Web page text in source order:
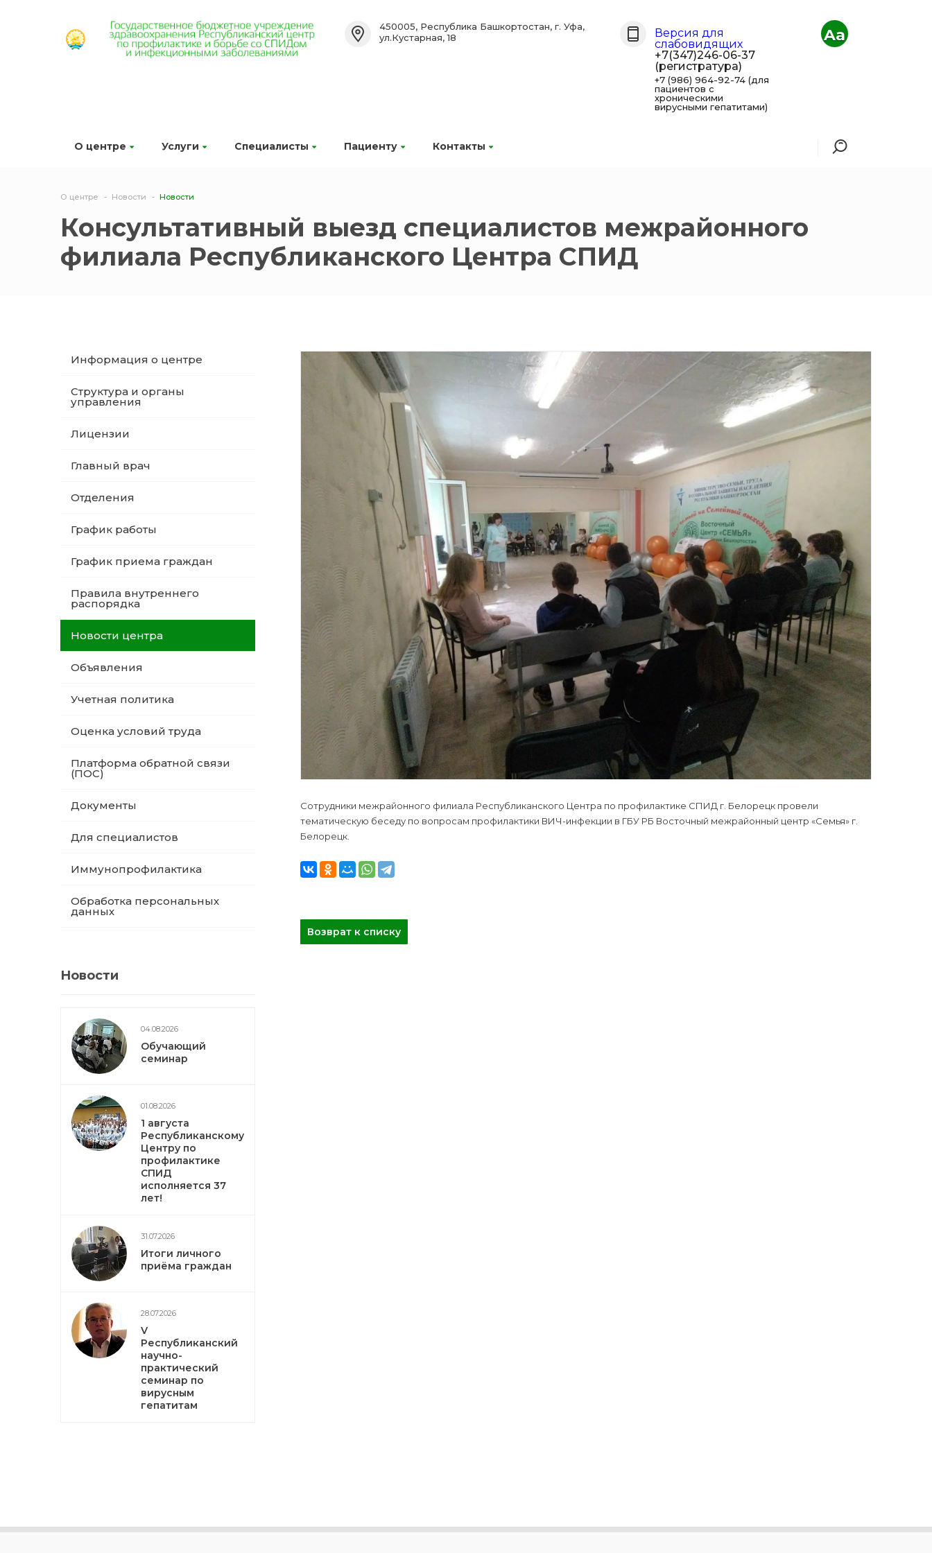
О центре Услуги Специалисты Пациенту Контакты
450005, Республика Башкортостан, г. Уфа,
ул.Кустарная, 18
Версия для
слабовидящих
+7(347)246-06-37
(регистратура)
+7 (986) 964-92-74 (для
пациентов с
хроническими
вирусными гепатитами)
Aa
О центре Новости Новости
Консультативный выезд специалистов межрайонного
филиала Республиканского Центра СПИД
Информация о центре
Структура и органы
управления
Лицензии
Главный врач
Отделения
График работы
График приема граждан
Правила внутреннего
распорядка
Новости центра
Объявления
Учетная политика
Оценка условий труда
Платформа обратной связи
(ПОС)
Документы
Для специалистов
Иммунопрофилактика
Обработка персональных
данных
Новости
04.08.2026
Обучающий
семинар
01.08.2026
1 августа
Республиканскому
Центру по
профилактике
СПИД
исполняется 37
лет!
31.07.2026
Итоги личного
приёма граждан
28.07.2026
V
Республиканский
научно-
практический
семинар по
вирусным
гепатитам
Сотрудники межрайонного филиала Республиканского Центра по профилактике СПИД г. Белорецк провели
тематическую беседу по вопросам профилактики ВИЧ-инфекции в ГБУ РБ Восточный межрайонный центр «Семья» г.
Белорецк.
Возврат к списку